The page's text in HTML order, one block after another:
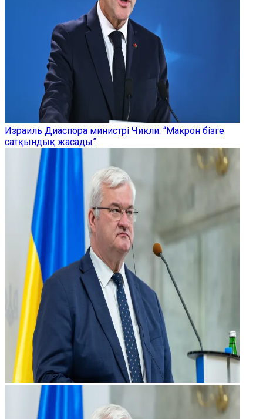
Израиль Диаспора министрі Чикли: “Макрон бізге
сатқындық жасады”